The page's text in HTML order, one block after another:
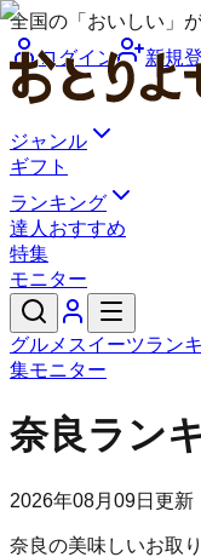
全国の「おいしい」
ログイン
新規
ジャンル
ギフト
ランキング
達人おすすめ
特集
モニター
グルメ スイーツラン
集モニター
奈良ラン
2026年08月09日 更新
奈良の美味しいお取